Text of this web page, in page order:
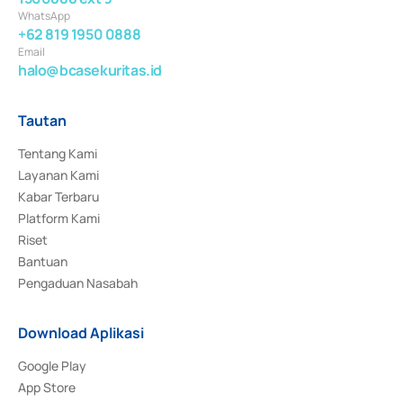
WhatsApp
+62 819 1950 0888
Email
halo@bcasekuritas.id
Tautan
Tentang Kami
Layanan Kami
Kabar Terbaru
Platform Kami
Riset
Bantuan
Pengaduan Nasabah
Download Aplikasi
Google Play
App Store